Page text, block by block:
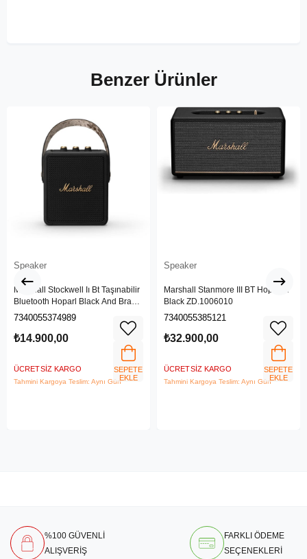
Benzer Ürünler
Speaker
Marshall Stockwell Iı Bt Taşınabilir
Bluetooth Hoparl Black And Brass
Zd.1005544
7340055374989
₺14.900,00
ÜCRETSIZ KARGO
Tahmini Kargoya Teslim: Aynı Gün
SEPETE
EKLE
Speaker
Marshall Stanmore III BT Hoparlör
Black ZD.1006010
7340055385121
₺32.900,00
ÜCRETSIZ KARGO
Tahmini Kargoya Teslim: Aynı Gün
SEPETE
EKLE
%100 GÜVENLİ
ALIŞVERİŞ
FARKLI ÖDEME
SEÇENEKLERİ